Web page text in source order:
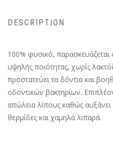
DESCRIPTION
100% φυσικό,
υψηλής ποιότητας, χωρίς
προστατεύει τα δόντια και
οδοντικών βακτηρίων.
απώλεια λίπους καθώς
θερμίδες και χαμηλά λιπαρά.